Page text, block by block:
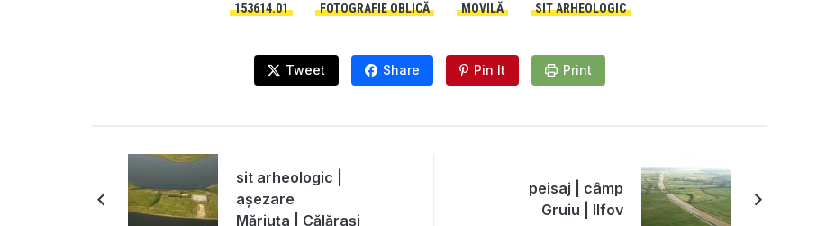
153614.01 FOTOGRAFIE OBLICĂ MOVILĂ SIT ARHEOLOGIC
Tweet Share Pin It Print
sit arheologic |
așezare
Măriuța | Călărași
peisaj | câmp
Gruiu | Ilfov